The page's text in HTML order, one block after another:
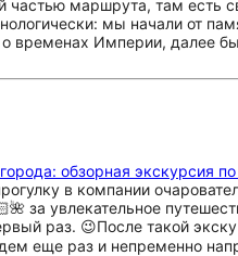
частью маршрута, там
мы начали от
временах Империи, далее
особенностей маршрута
теме, что критику
о лучших аспектах
обзорная экскурсия
в компании
за увлекательное
раз. 😉После такой
еще раз и непременно